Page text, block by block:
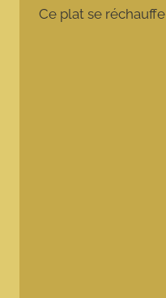
Ce plat se